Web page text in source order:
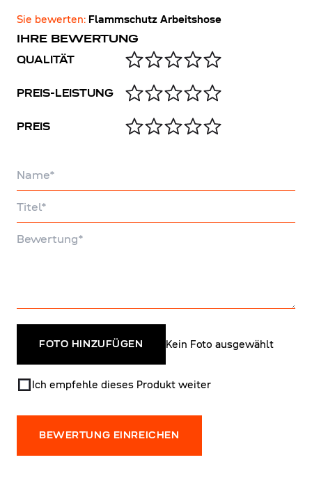
Sie bewerten: Flammschutz Arbeitshose
IHRE BEWERTUNG
QUALITÄT
PREIS-LEISTUNG
PREIS
FOTO HINZUFÜGEN Kein Foto ausgewählt
Ich empfehle dieses Produkt weiter
BEWERTUNG EINREICHEN